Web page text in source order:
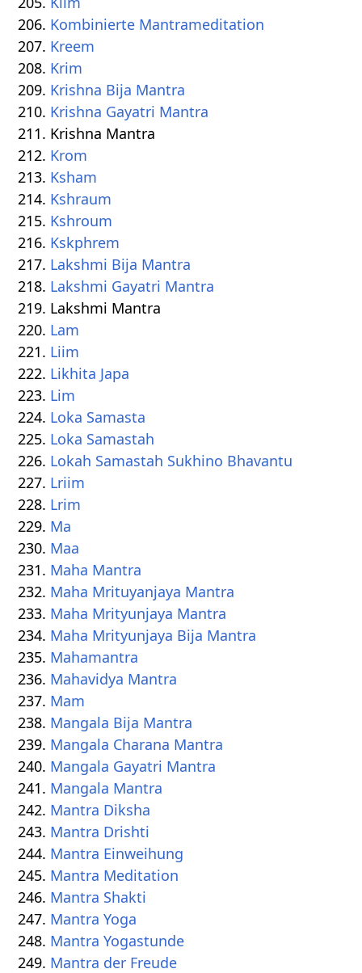
Kombinierte Mantrameditation
Kreem
Krim
Krishna Bija Mantra
Krishna Gayatri Mantra
Krishna Mantra
Krom
Ksham
Kshraum
Kshroum
Kskphrem
Lakshmi Bija Mantra
Lakshmi Gayatri Mantra
Lakshmi Mantra
Lam
Liim
Likhita Japa
Lim
Loka Samasta
Loka Samastah
Lokah Samastah Sukhino Bhavantu
Lriim
Lrim
Ma
Maa
Maha Mantra
Maha Mrituyanjaya Mantra
Maha Mrityunjaya Mantra
Maha Mrityunjaya Bija Mantra
Mahamantra
Mahavidya Mantra
Mam
Mangala Bija Mantra
Mangala Charana Mantra
Mangala Gayatri Mantra
Mangala Mantra
Mantra Diksha
Mantra Drishti
Mantra Einweihung
Mantra Meditation
Mantra Shakti
Mantra Yoga
Mantra Yogastunde
Mantra der Freude